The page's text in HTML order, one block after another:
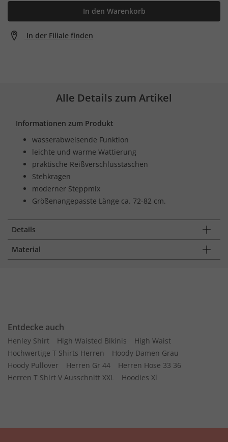
In den Warenkorb
In der Filiale finden
Alle Details zum Artikel
Informationen zum Produkt
wasserabweisende Funktion
leichte und warme Wattierung
praktische Reißverschlusstaschen
Stehkragen
moderner Steppmix
Größenangepasste Länge ca. 72-82 cm.
Details
Material
Entdecke auch
Henley Shirt High Waisted Bikinis
High Waist
Hochwertige T Shirts Herren
Hoody Damen Grau
Hoody Pullover
Herren Gr 44
Herren Hose 33 36
Herren T Shirt V Ausschnitt XXL
Hoodies Xl